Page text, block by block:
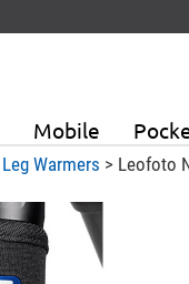
Mobile
Leg Warmers > Leofoto